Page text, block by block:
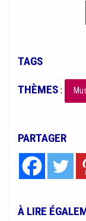
TAGS
THÈMES:
PARTAGER
À LIRE